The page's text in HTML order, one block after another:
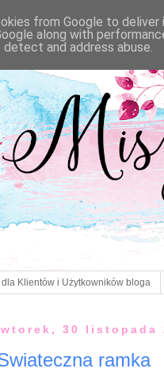
dla Klientów i Użytkowników bloga
wtorek, 30 listopada
ramka
from Google to
along with
and address abuse.